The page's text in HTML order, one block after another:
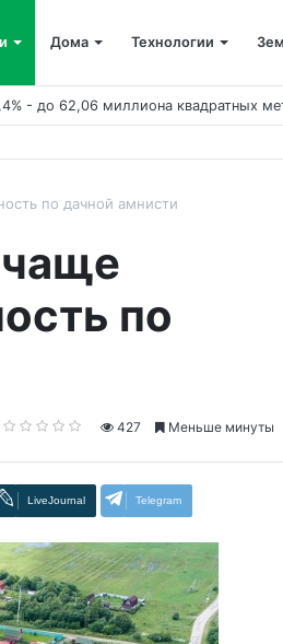
Дома Технологии
по дачной амнисти
по
427 Меньше минуты
LiveJournal Telegram